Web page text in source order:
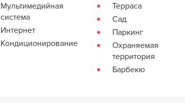
Мультимедийная
система
Интернет
Кондиционирование
Терраса
Сад
Паркинг
Охраняемая
территория
Барбекю